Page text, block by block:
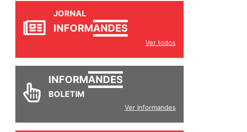
JORNAL
INFORMANDES
Ver todos
INFORMANDES
BOLETIM
Ver Informandes